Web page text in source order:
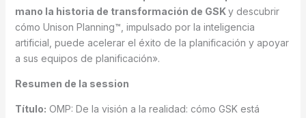
mano la historia de transformación de GSKy descubrir
cómo Unison Planning™, impulsado por la inteligencia
artificial, puede acelerar el éxito de la planificación y apoyar
a sus equipos de planificación».
Resumen de la session
Título: OMP: De la visión a la realidad: cómo GSK está